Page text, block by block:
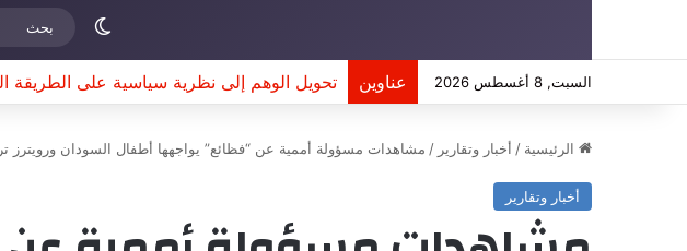
الوضع المظلم
السبت, 8 أغسطس 2026 عناوين تحويل الوهم إلى نظرية سياسية على الطريقة
الرئيسية / أخبار وتقارير / مشاهدات مسؤولة أممية عن “فظائع” يواجهها أطفال السودان ورويترز
أخبار وتقارير